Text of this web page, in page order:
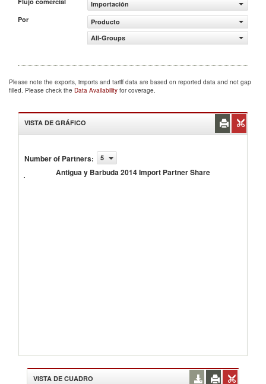
Importación
Por
Producto
All-Groups
Please note the exports, imports and tariff data are based on reported data and not gap
filled. Please check the Data Availability for coverage.
VISTA DE GRÁFICO
Number of Partners: 5
Antigua y Barbuda 2014 Import Partner Share
2014
VISTA DE CUADRO